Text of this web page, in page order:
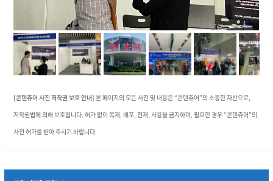
[콘텐츄어 사진 저작권 보호 안내]본 페이지의 모든 사진 및 내용은 “콘텐츄어”의 소중한 자산으로,
저작권법에 의해 보호됩니다. 허가 없이 복제, 배포, 전재, 사용을 금지하며, 필요한 경우 “콘텐츄어”의
사전 허가를 받아 주시기 바랍니다.